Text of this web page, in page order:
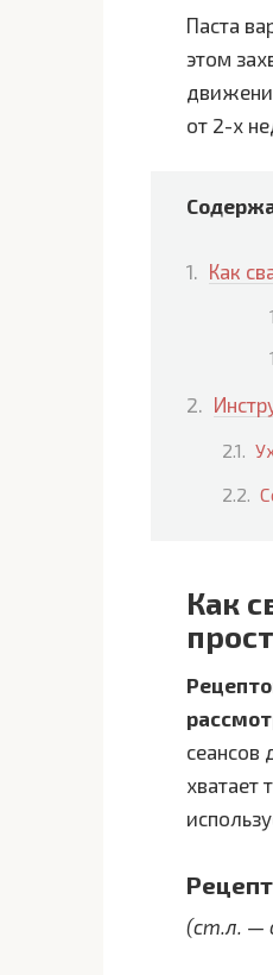
Паста
этом
от 2-х
Как
Как
сеансов
хватает
(ст.л. —